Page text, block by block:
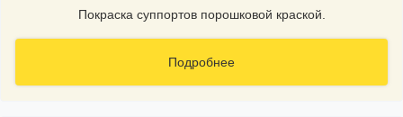
Покраска суппортов порошковой краской.
Подробнее